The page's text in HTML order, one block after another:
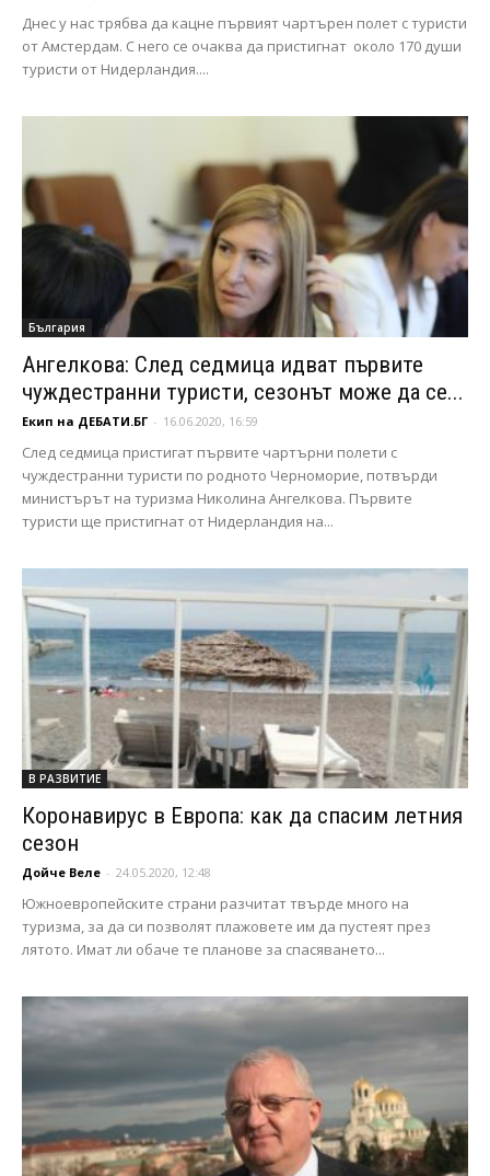
Днес у нас трябва да кацне първият чартърен полет с туристи
от Амстердам. С него се очаква да пристигнат около 170 души
туристи от Нидерландия....
България
Ангелкова: След седмица идват първите
чуждестранни туристи, сезонът може да се...
Екип на ДЕБАТИ.БГ - 16.06.2020, 16:59
След седмица пристигат първите чартърни полети с
чуждестранни туристи по родното Черноморие, потвърди
министърът на туризма Николина Ангелкова. Първите
туристи ще пристигнат от Нидерландия на...
В РАЗВИТИЕ
Коронавирус в Европа: как да спасим летния
сезон
Дойче Веле - 24.05.2020, 12:48
Южноевропейските страни разчитат твърде много на
туризма, за да си позволят плажовете им да пустеят през
лятото. Имат ли обаче те планове за спасяването...